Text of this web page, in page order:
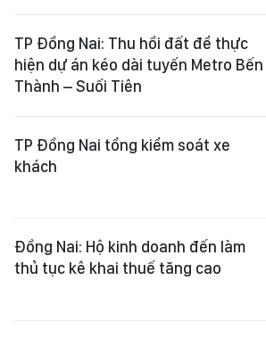
TP Đồng Nai: Thu hồi đất để thực
hiện dự án kéo dài tuyến Metro Bến
Thành – Suối Tiên
TP Đồng Nai tổng kiểm soát xe
khách
Đồng Nai: Hộ kinh doanh đến làm
thủ tục kê khai thuế tăng cao